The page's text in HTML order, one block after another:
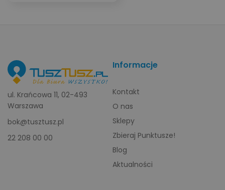
ul. Krańcowa 11, 02-493
Warszawa
bok@tusztusz.pl
22 208 00 00
Informacje
Kontakt
O nas
Sklepy
Zbieraj Punktusze!
Blog
Aktualności